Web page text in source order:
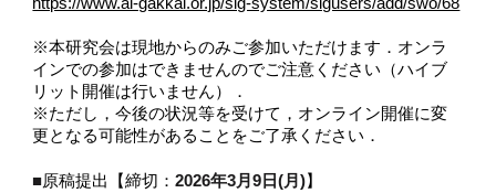
※本研究会は現地からのみご参加いただけます．オンラ
インでの参加はできませんのでご注意ください（ハイブ
リット開催は行いません）．
※ただし，今後の状況等を受けて，オンライン開催に変
更となる可能性があることをご了承ください．
■原稿提出【締切：2026年3月9日(月)】